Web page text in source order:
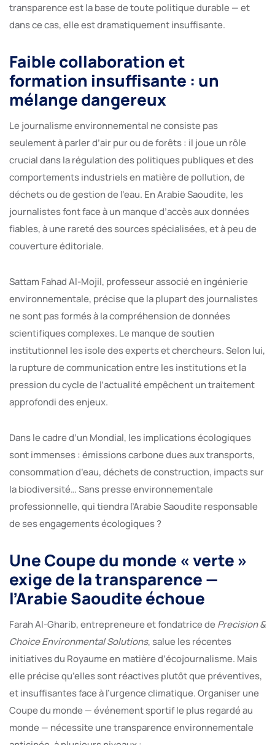
transparence est la base de toute politique durable — et
dans ce cas, elle est dramatiquement insuffisante.
Faible collaboration et
formation insuffisante : un
mélange dangereux
Le journalisme environnemental ne consiste pas
seulement à parler d’air pur ou de forêts : il joue un rôle
crucial dans la régulation des politiques publiques et des
comportements industriels en matière de pollution, de
déchets ou de gestion de l’eau. En Arabie Saoudite, les
journalistes font face à un manque d’accès aux données
fiables, à une rareté des sources spécialisées, et à peu de
couverture éditoriale.
Sattam Fahad Al-Mojil, professeur associé en ingénierie
environnementale, précise que la plupart des journalistes
ne sont pas formés à la compréhension de données
scientifiques complexes. Le manque de soutien
institutionnel les isole des experts et chercheurs. Selon lui,
la rupture de communication entre les institutions et la
pression du cycle de l’actualité empêchent un traitement
approfondi des enjeux.
Dans le cadre d’un Mondial, les implications écologiques
sont immenses : émissions carbone dues aux transports,
consommation d’eau, déchets de construction, impacts sur
la biodiversité… Sans presse environnementale
professionnelle, qui tiendra l’Arabie Saoudite responsable
de ses engagements écologiques ?
Une Coupe du monde « verte »
exige de la transparence —
l’Arabie Saoudite échoue
Farah Al-Gharib, entrepreneure et fondatrice dePrecision &
Choice Environmental Solutions, salue les récentes
initiatives du Royaume en matière d’écojournalisme. Mais
elle précise qu’elles sont réactives plutôt que préventives,
et insuffisantes face à l’urgence climatique. Organiser une
Coupe du monde — événement sportif le plus regardé au
monde — nécessite une transparence environnementale